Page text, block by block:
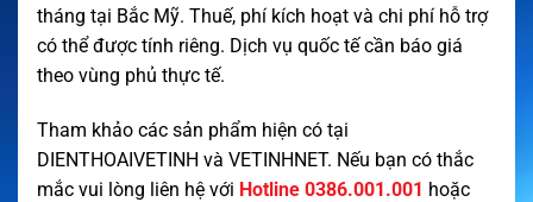
tháng tại Bắc Mỹ. Thuế, phí kích hoạt và chi phí hỗ trợ
có thể được tính riêng. Dịch vụ quốc tế cần báo giá
theo vùng phủ thực tế.
Tham khảo các sản phẩm hiện có tại
DIENTHOAIVETINH và VETINHNET. Nếu bạn có thắc
mắc vui lòng liên hệ với Hotline 0386.001.001 hoặc